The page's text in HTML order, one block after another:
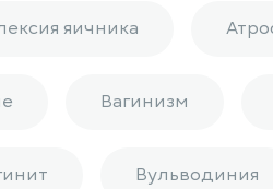
яичника
Вагинизм
Вульводиния